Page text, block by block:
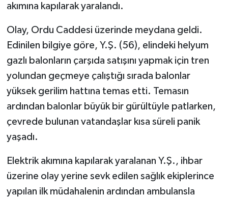
akımına kapılarak yaralandı.
Olay, Ordu Caddesi üzerinde meydana geldi.
Edinilen bilgiye göre, Y.Ş. (56), elindeki helyum
gazlı balonların çarşıda satışını yapmak için tren
yolundan geçmeye çalıştığı sırada balonlar
yüksek gerilim hattına temas etti. Temasın
ardından balonlar büyük bir gürültüyle patlarken,
çevrede bulunan vatandaşlar kısa süreli panik
yaşadı.
Elektrik akımına kapılarak yaralanan Y.Ş., ihbar
üzerine olay yerine sevk edilen sağlık ekiplerince
yapılan ilk müdahalenin ardından ambulansla
HABERDE İNSAN
İNSAN
İş Dünyası
Jandarma
Kadın
KÜLTÜR SANAT
MAGAZİN
Otomobil